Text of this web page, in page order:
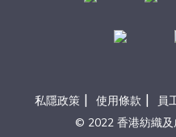
私隱政策 | 使用條款 | 員
© 2022 香港紡織及